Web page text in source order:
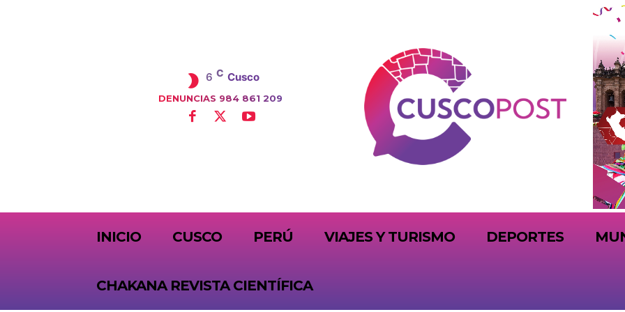
6 C Cusco
DENUNCIAS 984 861 209
INICIO CUSCO PERÚ VIAJES Y TURISMO DEPORTES
CHAKANA REVISTA CIENTÍFICA